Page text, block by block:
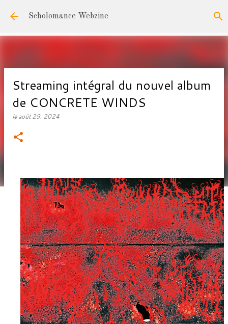
Accéder au contenu principal
Scholomance Webzine
Streaming intégral du nouvel album
de CONCRETE WINDS
leaoût 29, 2024